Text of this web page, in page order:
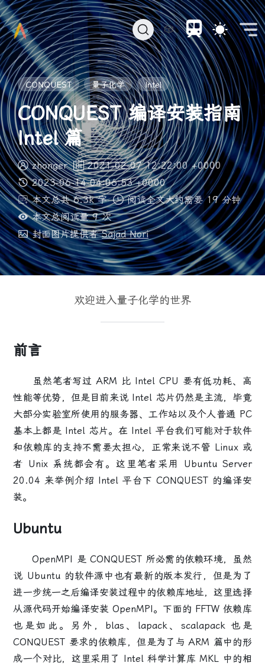
🎲
CONQUEST 量子化学 Intel
CONQUEST 编译安装指南
Intel 篇
zhonger
2021-02-07 12:22:00 +0000
2023-06-14 04:06:53 +0000
本文总共 6.3k 字
阅读全文大约需要 19 分钟
本文总阅读量9次
封面图片提供者Sajad Nori
欢迎进入量子化学的世界
前言
虽然笔者写过 ARM 比 Intel CPU 要有低功耗、高
性能等优势，但是目前来说 Intel 芯片仍然是主流，毕竟
大部分实验室所使用的服务器、工作站以及个人普通 PC
基本上都是 Intel 芯片。在 Intel 平台我们可能对于软件
和依赖库的支持不需要太担心，正常来说不管 Linux 或
者 Unix 系统都会有。这里笔者采用 Ubuntu Server
20.04 来举例介绍 Intel 平台下 CONQUEST 的编译安
装。
Ubuntu
OpenMPI 是 CONQUEST 所必需的依赖环境，虽然
说 Ubuntu 的软件源中也有最新的版本发行，但是为了
进一步统一之后编译安装过程中的依赖库地址，这里选择
从源代码开始编译安装 OpenMPI。下面的 FFTW 依赖库
也是如此。另外，blas、lapack、scalapack 也是
CONQUEST 要求的依赖库，但是为了与 ARM 篇中的形
成一个对比，这里采用了 Intel 科学计算库 MKL 中的相